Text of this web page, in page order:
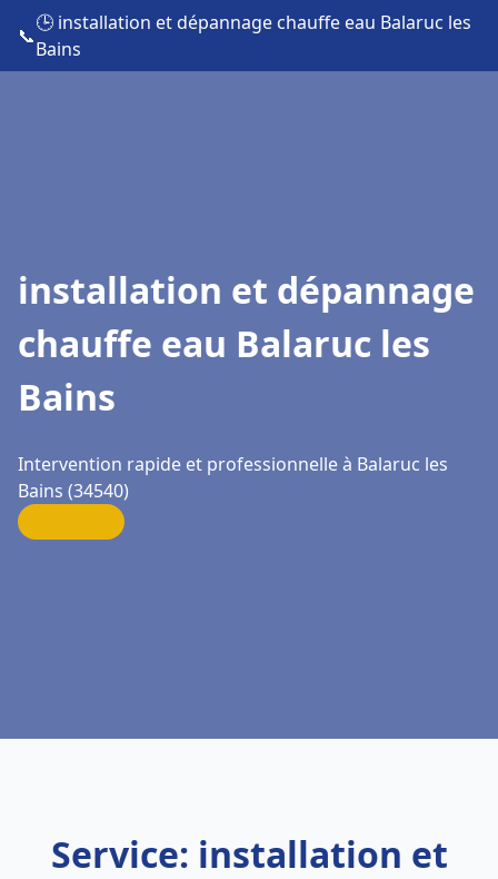
📞
🕒 installation et dépannage chauffe eau Balaruc les
Bains
installation et dépannage
chauffe eau Balaruc les
Bains
Intervention rapide et professionnelle à Balaruc les
Bains (34540)
Service: installation et